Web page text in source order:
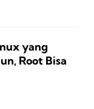
yang
Root Bisa